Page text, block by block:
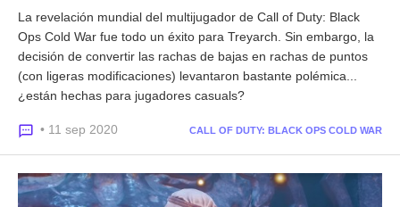
La revelación mundial del multijugador de Call of Duty: Black
Ops Cold War fue todo un éxito para Treyarch. Sin embargo, la
decisión de convertir las rachas de bajas en rachas de puntos
(con ligeras modificaciones) levantaron bastante polémica...
¿están hechas para jugadores casuals?
• 11 sep 2020 CALL OF DUTY: BLACK OPS COLD WAR